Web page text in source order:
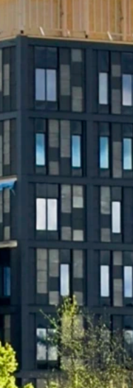
Vill du veta
Vi berättar
dina uppgifter
Gå till inredning